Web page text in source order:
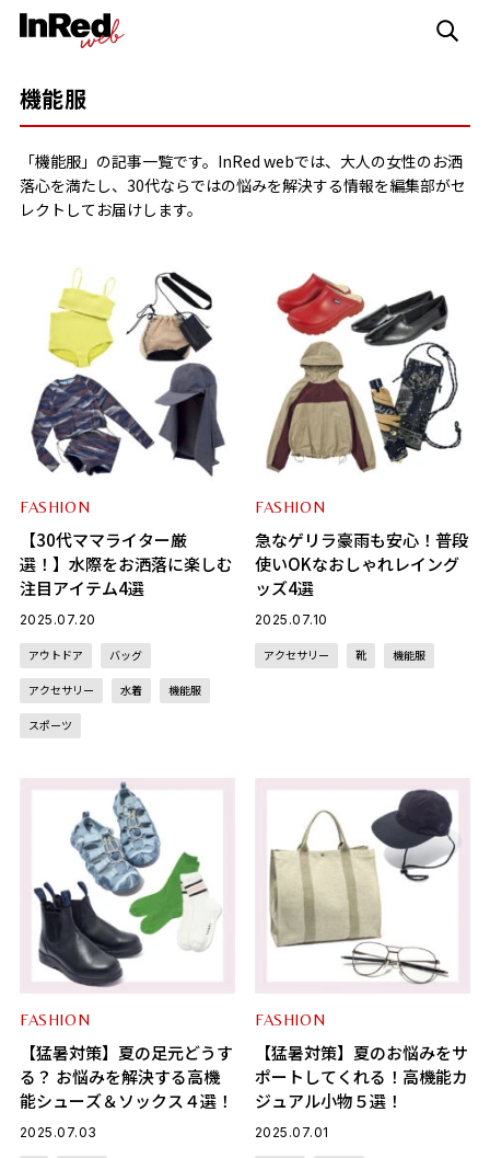
機能服
「機能服」の記事一覧です。InRed webでは、大人の女性のお洒
落心を満たし、30代ならではの悩みを解決する情報を編集部がセ
レクトしてお届けします。
FASHION
【30代ママライター厳
選！】水際をお洒落に楽しむ
注目アイテム4選
2025.07.20
アウトドア バッグ
アクセサリー 水着 機能服
スポーツ
FASHION
急なゲリラ豪雨も安心！普段
使いOKなおしゃれレイング
ッズ4選
2025.07.10
アクセサリー 靴 機能服
FASHION
【猛暑対策】夏の足元どうす
る？ お悩みを解決する高機
能シューズ＆ソックス４選！
2025.07.03
FASHION
【猛暑対策】夏のお悩みをサ
ポートしてくれる！高機能カ
ジュアル小物５選！
2025.07.01